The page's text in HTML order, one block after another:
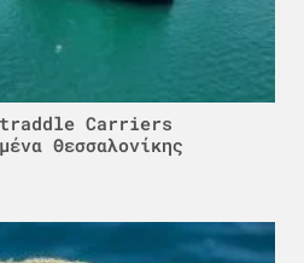
Carriers
Θεσσαλονίκης